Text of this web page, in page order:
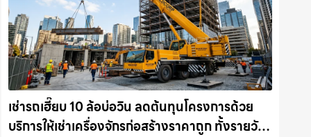
เช่ารถเฮี๊ยบ 10 ล้อบ่อวิน ลดต้นทุนโครงการด้วย
บริการให้เช่าเครื่องจักรก่อสร้างราคาถูก ทั้งรายวัน